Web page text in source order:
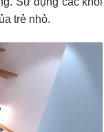
trẻ nhỏ.